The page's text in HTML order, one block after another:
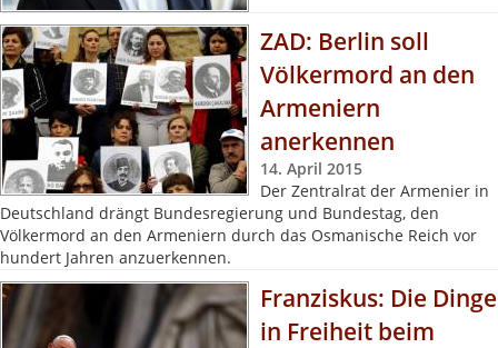
ZAD: Berlin soll
Völkermord an den
Armeniern
anerkennen
14. April 2015
Der Zentralrat der Armenier in
Deutschland drängt Bundesregierung und Bundestag, den
Völkermord an den Armeniern durch das Osmanische Reich vor
hundert Jahren anzuerkennen.
Franziskus: Die Dinge
in Freiheit beim